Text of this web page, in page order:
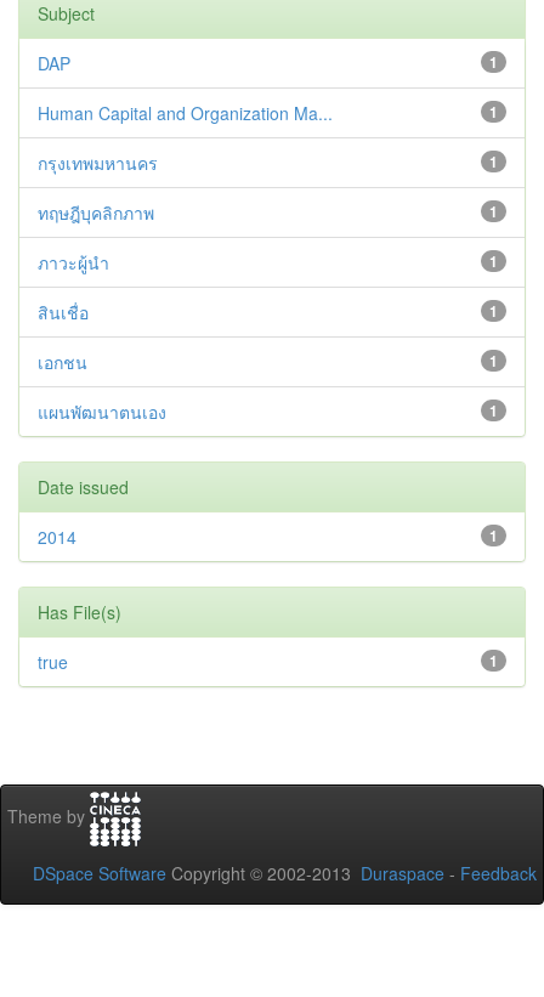
Subject
1
DAP
1
Human Capital and Organization Ma...
1
กรุงเทพมหานคร
1
ทฤษฎีบุคลิกภาพ
1
ภาวะผู้นำ
1
สินเชื่อ
1
เอกชน
1
แผนพัฒนาตนเอง
Date issued
1
2014
Has File(s)
1
true
Theme by
DSpace Software Copyright © 2002-2013 Duraspace - Feedback